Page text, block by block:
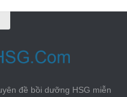
đề bồi dưỡng HSG miễn